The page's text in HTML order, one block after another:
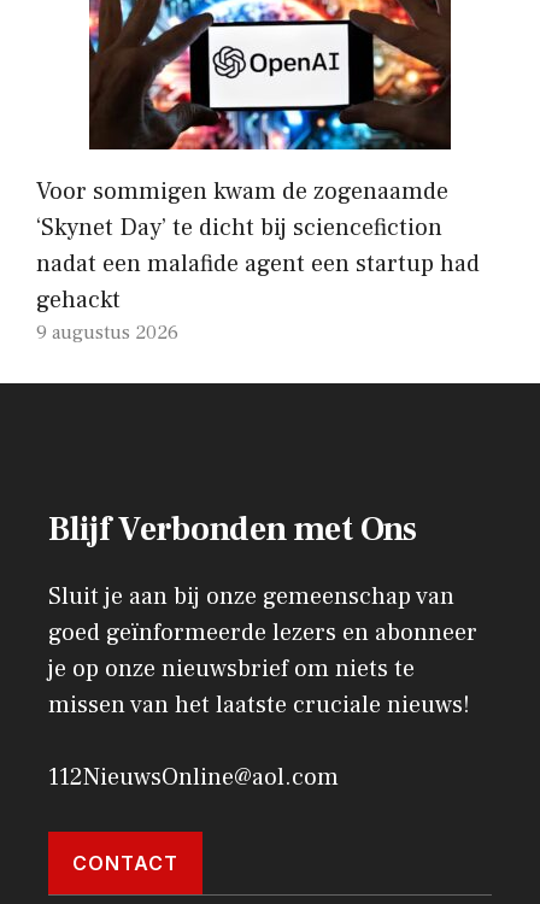
Voor sommigen kwam de zogenaamde
‘Skynet Day’ te dicht bij sciencefiction
nadat een malafide agent een startup had
gehackt
9 augustus 2026
Blijf Verbonden met Ons
Sluit je aan bij onze gemeenschap van
goed geïnformeerde lezers en abonneer
je op onze nieuwsbrief om niets te
missen van het laatste cruciale nieuws!
112NieuwsOnline@aol.com
CONTACT